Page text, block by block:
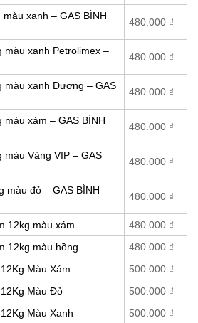
xanh – GAS BÌNH
480.000 ₫
xanh Petrolimex –
480.000 ₫
màu xanh Dương – GAS
480.000 ₫
xám – GAS BÌNH
480.000 ₫
Vàng VIP – GAS
480.000 ₫
màu đỏ – GAS BÌNH
480.000 ₫
12kg màu xám 480.000 ₫
12kg màu hồng
480.000 ₫
Màu Xám
500.000 ₫
Màu Đỏ
500.000 ₫
Màu Xanh
500.000 ₫